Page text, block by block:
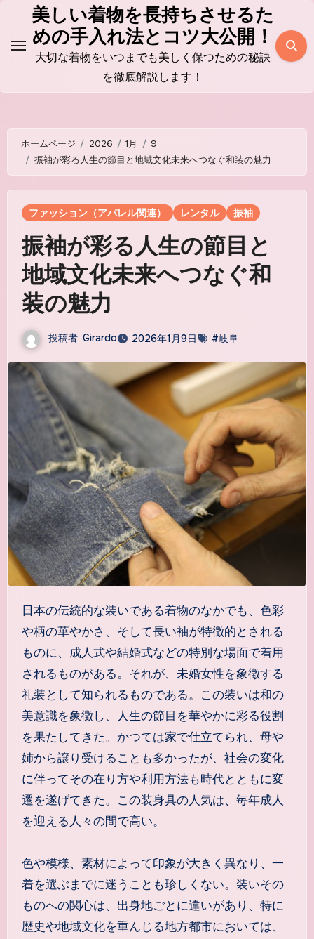
ス
美しい着物を長持ちさせるた
めの手入れ法とコツ大公開！
大切な着物をいつまでも美しく保つための秘訣
を徹底解説します！
ホームページ 2026 1月
9
振袖が彩る人生の節目と地域文化未来へつなぐ和装の魅力
ファッション（アパレル関連） レンタル 振袖
振袖が彩る人生の節目と
地域文化未来へつなぐ和
装の魅力
投稿者 Girardo 2026年1月9日 #岐阜
日本の伝統的な装いである着物のなかでも、色彩
や柄の華やかさ、そして長い袖が特徴的とされる
ものに、成人式や結婚式などの特別な場面で着用
されるものがある。 それが、未婚女性を象徴する
礼装として知られるものである。この装いは和の
美意識を象徴し、人生の節目を華やかに彩る役割
を果たしてきた。かつては家で仕立てられ、母や
姉から譲り受けることも多かったが、社会の変化
に伴ってその在り方や利用方法も時代とともに変
遷を遂げてきた。この装身具の人気は、毎年成人
を迎える人々の間で高い。
色や模様、素材によって印象が大きく異なり、一
着を選ぶまでに迷うことも珍しくない。装いその
ものへの関心は、出身地ごとに違いがあり、特に
歴史や地域文化を重んじる地方都市においては、